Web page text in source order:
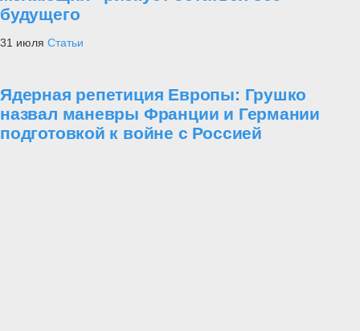
будущего
31 июля Статьи
Ядерная репетиция Европы: Грушко
назвал маневры Франции и Германии
подготовкой к войне с Россией